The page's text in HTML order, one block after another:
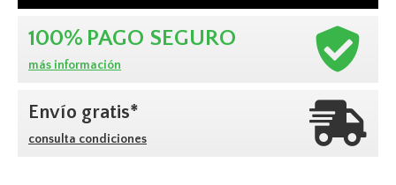
100% PAGO SEGURO
más información
Envío gratis*
consulta condiciones